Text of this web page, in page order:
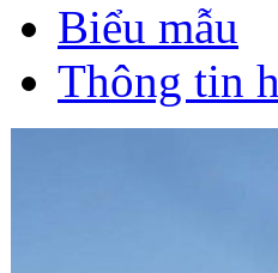
Biểu mẫu
Thông tin